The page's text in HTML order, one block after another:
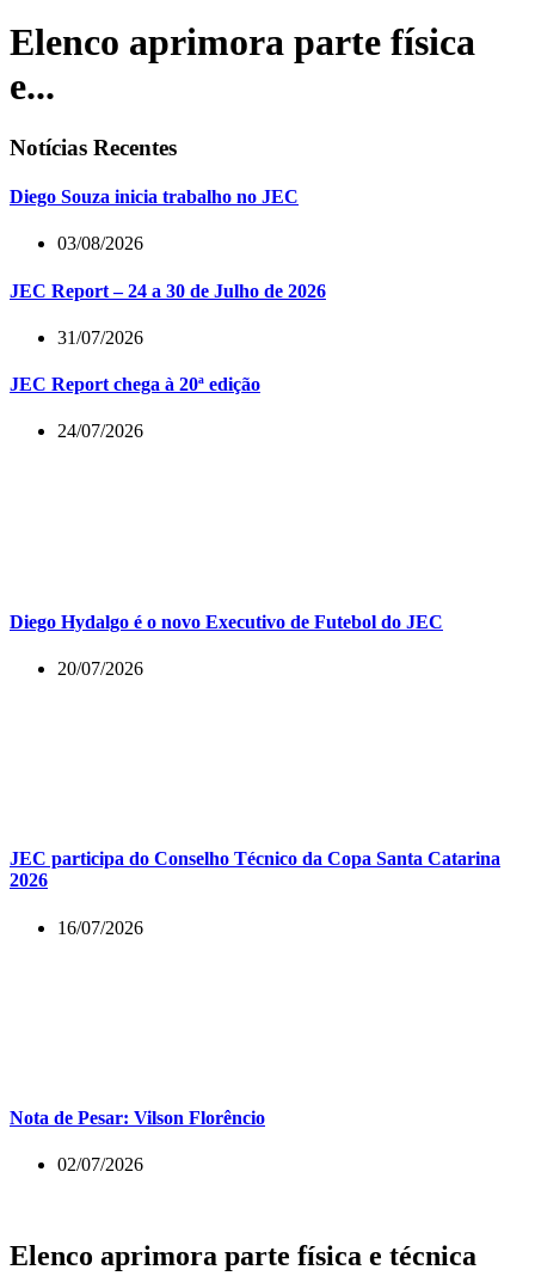
Elenco aprimora parte física
e...
Notícias Recentes
Diego Souza inicia trabalho no JEC
03/08/2026
JEC Report – 24 a 30 de Julho de 2026
31/07/2026
JEC Report chega à 20ª edição
24/07/2026
Diego Hydalgo é o novo Executivo de Futebol do JEC
20/07/2026
JEC participa do Conselho Técnico da Copa Santa Catarina
2026
16/07/2026
Nota de Pesar: Vilson Florêncio
02/07/2026
Elenco aprimora parte física e técnica